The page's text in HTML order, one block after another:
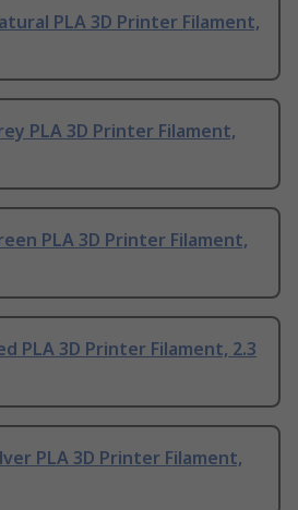
PLA 3D Printer Filament,
PLA 3D Printer Filament,
PLA 3D Printer Filament,
PLA 3D Printer Filament, 2.3
PLA 3D Printer Filament,